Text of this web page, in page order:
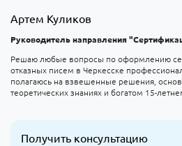
Артем Куликов
Руководитель направления
Решаю любые вопросы по оформлению
отказных писем в Черкесске
полагаюсь на взвешенные решения,
теоретических знаниях и богатом 15-
Получить консультацию